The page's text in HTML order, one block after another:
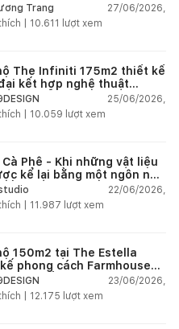
tầng sân vườn, nhà vườn đẹp,
sân vườn xanh, hành lang
cảm hứng khác tại chuyên
Thông tin công trình:
Tổng diện tích (m2): 800
Diện tích xây dựng (m2): 350
vị thiết kế: KTS Lê Quang Hậu
Địa điểm: Trà Vinh
Số tầng: 1
minh cho mọi diện tích
Trang
27/06/2026,
| 10.611 lượt xem
The Infiniti 175m2 thiết kế
kết hợp nghệ thuật
Art đầy cảm xúc25/06/2026,
| 10.059 lượt xem
Cà Phê - Khi những vật liệu
kể lại bằng một ngôn ngữ
mới
22/06/2026,
| 11.987 lượt xem
150m2 tại The Estella
phong cách Farmhouse
lịch và ấm áp
23/06/2026,
| 12.175 lượt xem